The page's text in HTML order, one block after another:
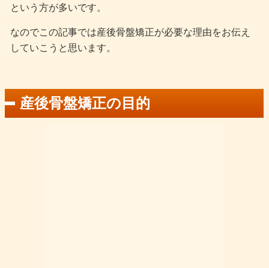
という方が多いです。
なのでこの記事では産後骨盤矯正が必要な理由をお伝え
していこうと思います。
産後骨盤矯正の目的